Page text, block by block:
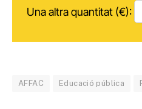
Una altra quantitat (€):
AFFAC Educació pública